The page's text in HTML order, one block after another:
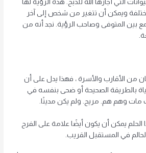
التي أجازها الله للذبح. هذه الرؤية لها
ويمكن أن تتغير من شخص إلى آخر
بين المتوفى وصاحب الرؤية. نجد أنه من
من الأقارب والأسرة ، فهذا يدل على أن
بالطريقة الصحيحة أو ضحى بنفسه في
مات وهم هم. مريح. ولم يكن مدينًا.
الحلم يمكن أن يكون أيضًا علامة على الفرح
في المستقبل القريب.